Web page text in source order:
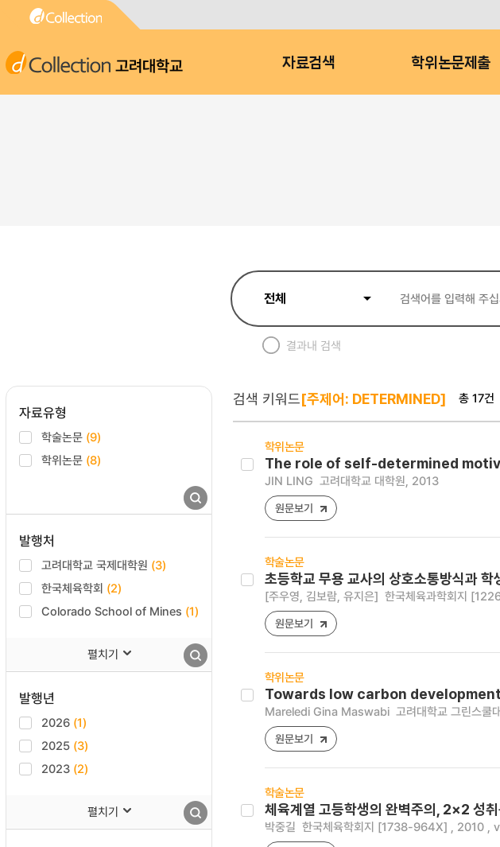
고려대학교 자료검색 학위논문제출
결과내 검색
자료유형
학술논문 (9)
학위논문 (8)
발행처
고려대학교 국제대학원 (3)
한국체육학회 (2)
Colorado School of Mines (1)
펼치기
발행년
2026 (1)
2025 (3)
2023 (2)
펼치기
검색 키워드[주제어: DETERMINED] 총 17건
학위논문
The role of self-determined
JIN LING 고려대학교 대학원, 2013
원문보기
학술논문
초등학교 무용 교사의 상호소통방식과
[주우영, 김보람, 유지은] 한국체육과학회지
원문보기
학위논문
Towards low carbon
Mareledi Gina Maswabi 고려대학교 그린스쿨
원문보기
학술논문
체육계열 고등학생의 완벽주의, 2×2 성
박중길 한국체육학회지 [1738-964X] , 2010